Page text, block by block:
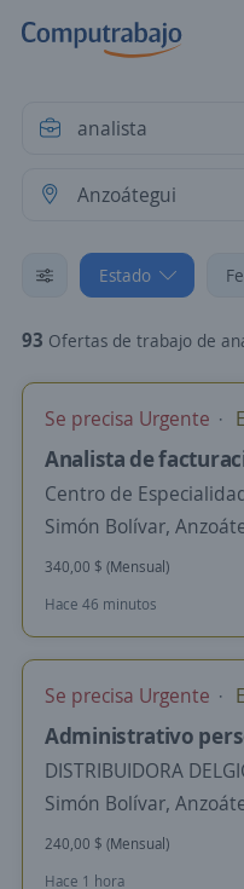
Estado
93 Ofertas de trabajo de
Se precisa Urgente
Analista de
Centro de
Simón Bolívar,
340,00 $ (Mensual)
Hace 46 minutos
Se precisa Urgente
Administrativo
DISTRIBUIDORA
Simón Bolívar,
240,00 $ (Mensual)
Hace 1 hora